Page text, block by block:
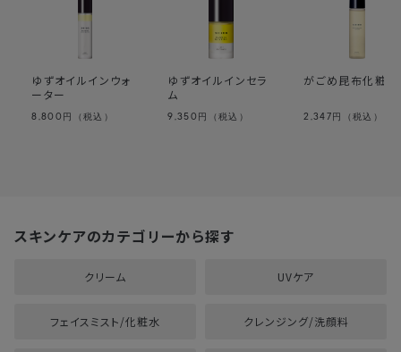
ゆずオイルインウォ
ーター
8,800 円（税込）
ゆずオイルインセラ
ム
9,350 円（税込）
がごめ昆布化粧水
2,347 円（税込）
スキンケアのカテゴリーから探す
クリーム UVケア
フェイスミスト/化粧水 クレンジング/洗顔料